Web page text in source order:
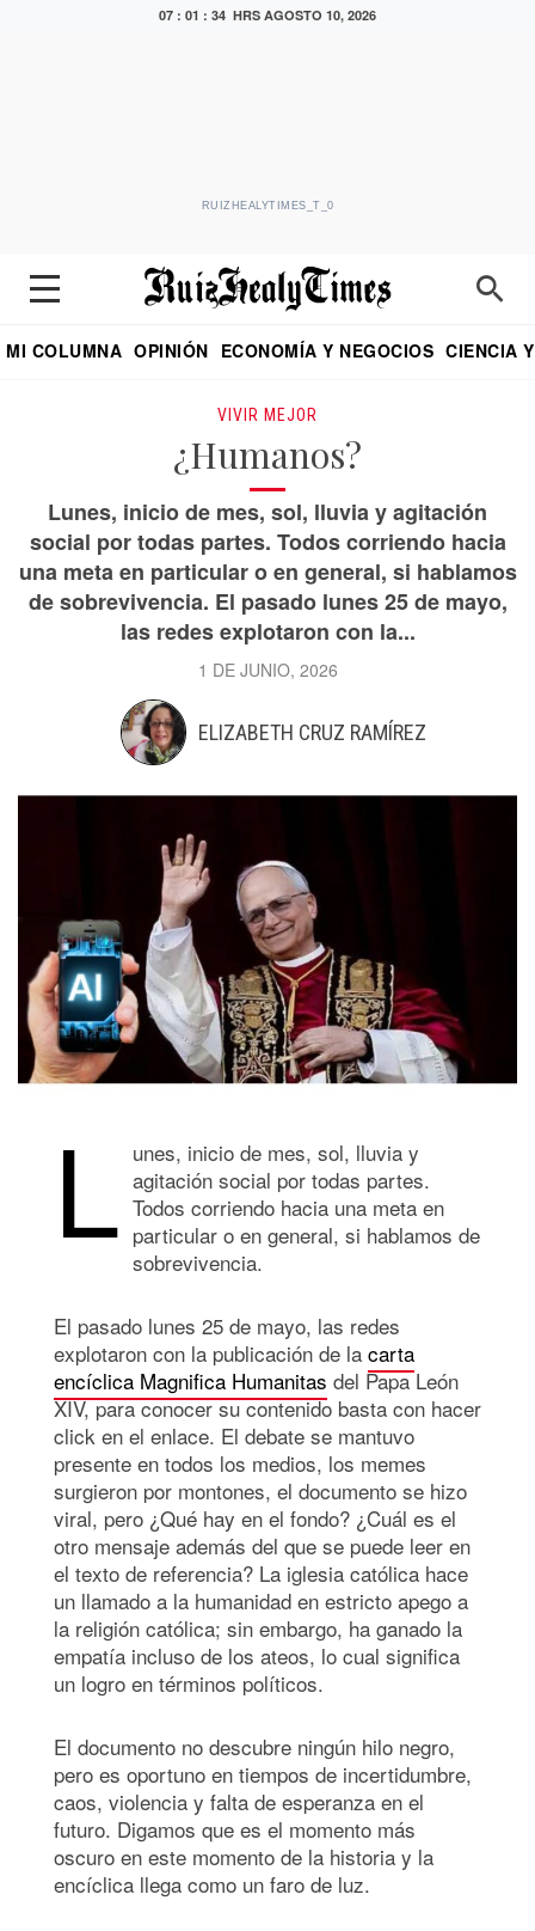
07 : 01 : 36 HRS AGOSTO 10, 2026
RUIZHEALYTIMES_T_0
MI COLUMNA OPINIÓN ECONOMÍA Y NEGOCIOS CIENCIA
VIVIR MEJOR
¿Humanos?
Lunes, inicio de mes, sol, lluvia y agitación
social por todas partes. Todos corriendo hacia
una meta en particular o en general, si hablamos
de sobrevivencia. El pasado lunes 25 de mayo,
las redes explotaron con la...
1 DE JUNIO, 2026
ELIZABETH CRUZ RAMÍREZ
L unes, inicio de mes, sol, lluvia y
agitación social por todas partes.
Todos corriendo hacia una meta en
particular o en general, si hablamos de
sobrevivencia.
El pasado lunes 25 de mayo, las redes
explotaron con la publicación de la carta
encíclica Magnifica Humanitas del Papa León
XIV, para conocer su contenido basta con hacer
click en el enlace. El debate se mantuvo
presente en todos los medios, los memes
surgieron por montones, el documento se hizo
viral, pero ¿Qué hay en el fondo? ¿Cuál es el
otro mensaje además del que se puede leer en
el texto de referencia? La iglesia católica hace
un llamado a la humanidad en estricto apego a
la religión católica; sin embargo, ha ganado la
empatía incluso de los ateos, lo cual significa
un logro en términos políticos.
El documento no descubre ningún hilo negro,
pero es oportuno en tiempos de incertidumbre,
caos, violencia y falta de esperanza en el
futuro. Digamos que es el momento más
oscuro en este momento de la historia y la
encíclica llega como un faro de luz.